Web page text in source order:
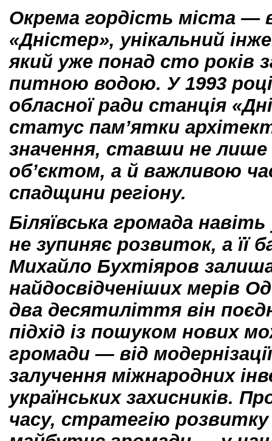
Окрема гордість міста —
«Дністер», унікальний
який уже понад сто років
питною водою. У 1993
обласної ради станція
статус пам’ятки
значення, ставши не
об’єктом, а й важливою
спадщини регіону.
Біляївська громада навіть
не зупиняє розвиток, а її
Михайло Бухтіяров
найдосвідченіших мерів
два десятиліття він
підхід із пошуком нових
громади — від
залучення міжнародних
українських захисників.
часу, стратегію розвитку